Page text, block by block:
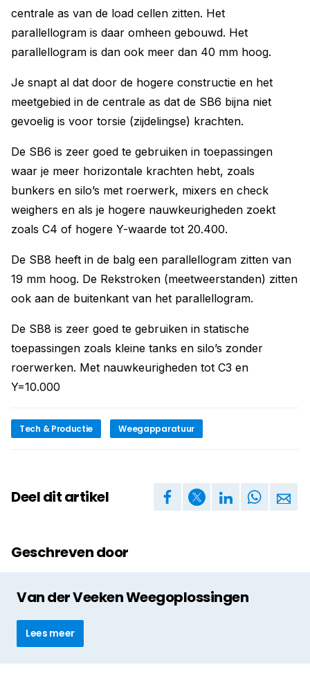
centrale as van de load cellen zitten. Het
parallellogram is daar omheen gebouwd. Het
parallellogram is dan ook meer dan 40 mm hoog.
Je snapt al dat door de hogere constructie en het
meetgebied in de centrale as dat de SB6 bijna niet
gevoelig is voor torsie (zijdelingse) krachten.
De SB6 is zeer goed te gebruiken in toepassingen
waar je meer horizontale krachten hebt, zoals
bunkers en silo’s met roerwerk, mixers en check
weighers en als je hogere nauwkeurigheden zoekt
zoals C4 of hogere Y-waarde tot 20.400.
De SB8 heeft in de balg een parallellogram zitten van
19 mm hoog. De Rekstroken (meetweerstanden) zitten
ook aan de buitenkant van het parallellogram.
De SB8 is zeer goed te gebruiken in statische
toepassingen zoals kleine tanks en silo’s zonder
roerwerken. Met nauwkeurigheden tot C3 en
Y=10.000
Tech & Productie Weegapparatuur
Deel dit artikel
Geschreven door
Van der Veeken Weegoplossingen
Lees meer